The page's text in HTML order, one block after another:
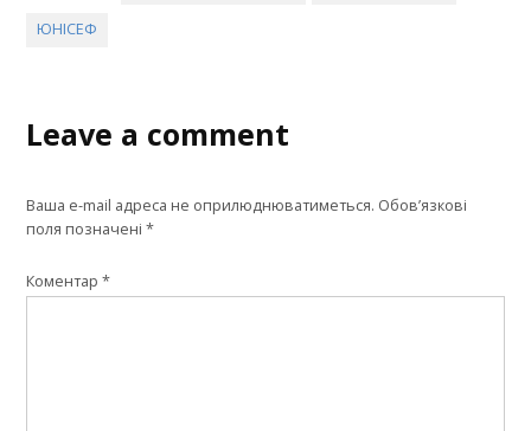
ЮНІСЕФ
Leave a comment
Ваша e-mail адреса не оприлюднюватиметься. Обов’язкові
поля позначені*
Коментар*